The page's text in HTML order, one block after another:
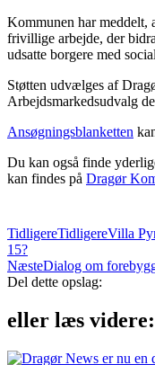
Kommunen har meddelt,
frivillige arbejde, der
udsatte borgere med
Støtten udvælges af
Arbejdsmarkedsudvalg
Ansøgningsblanketten
Du kan også finde
kan findes på Dragør
TidligereTidligereVilla
15?
NæsteDialog om
Del dette opslag:
eller læs videre: